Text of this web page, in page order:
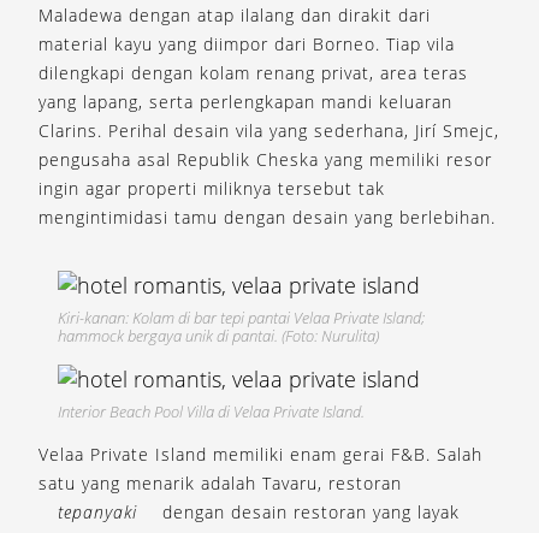
Maladewa dengan atap ilalang dan dirakit dari
material kayu yang diimpor dari Borneo. Tiap vila
dilengkapi dengan kolam renang privat, area teras
yang lapang, serta perlengkapan mandi keluaran
Clarins. Perihal desain vila yang sederhana, Jirí Smejc,
pengusaha asal Republik Cheska yang memiliki resor
ingin agar properti miliknya tersebut tak
mengintimidasi tamu dengan desain yang berlebihan.
Kiri-kanan: Kolam di bar tepi pantai Velaa Private Island;
hammock bergaya unik di pantai. (Foto: Nurulita)
Interior Beach Pool Villa di Velaa Private Island.
Velaa Private Island memiliki enam gerai F&B. Salah
satu yang menarik adalah Tavaru, restoran
tepanyaki
dengan desain restoran yang layak